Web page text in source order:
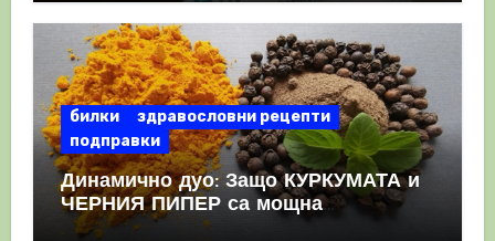
билки
здравословни рецепти
подправки
Динамично дуо: Защо КУРКУМАТА и
ЧЕРНИЯ ПИПЕР са мощна
комбинация